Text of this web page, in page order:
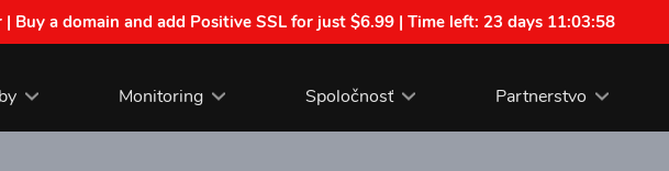
| Buy a domain and add Positive SSL for just $6.99 | Time left: 23 days 11:03:57
Monitoring Spoločnosť Partnerstvo